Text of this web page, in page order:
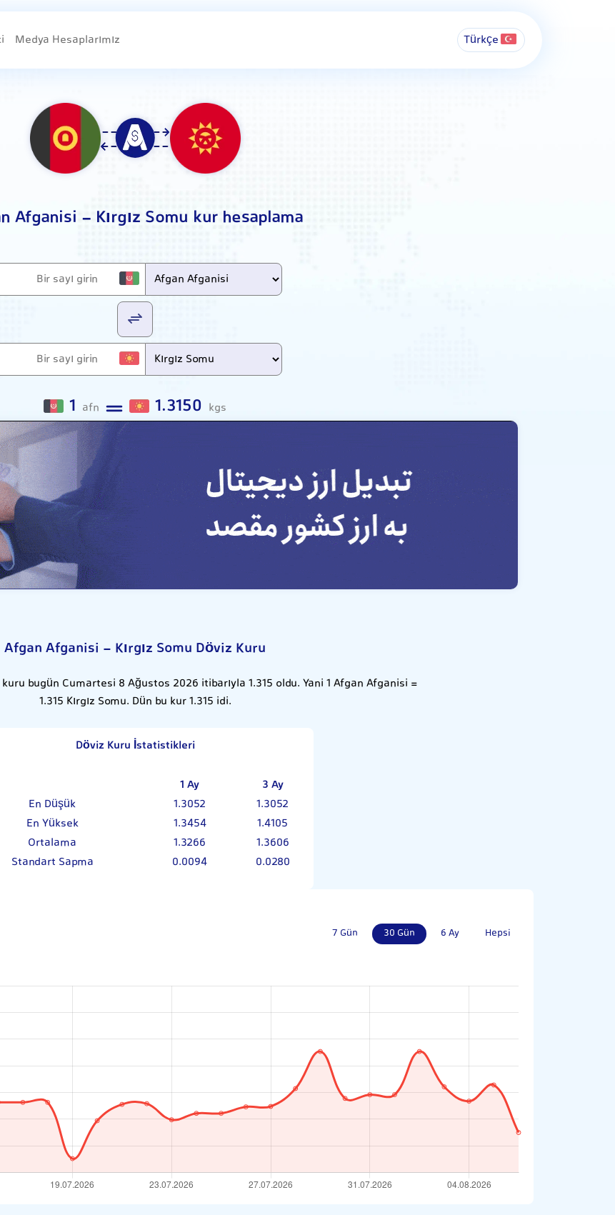
Medya Hesaplarımız Türkçe
Afganisi - Kırgız Somu kur hesaplama
1 afn 1.3150 kgs
Afgan Afganisi - Kırgız Somu Döviz Kuru
bugün Cumartesi 8 Ağustos 2026 itibarıyla 1.315 oldu. Yani 1 Afgan Afganisi =
1.315 Kırgız Somu. Dün bu kur 1.315 idi.
Döviz Kuru İstatistikleri
1 Ay
3 Ay
En Düşük
1.3052
1.3052
En Yüksek
1.3454
1.4105
Ortalama
1.3266
1.3606
Standart Sapma
0.0094 0.0280
7 Gün 30 Gün 6 Ay Hepsi